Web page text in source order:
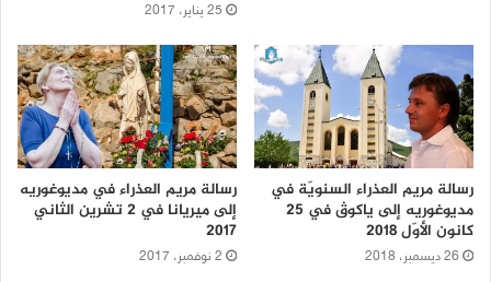
25 يناير، 2017
رسالة مريم العذراء السنويّة في
مديوغوريه إلى ياكوﭪ في 25
كانون الأوّل 2018
26 ديسمبر، 2018
رسالة مريم العذراء في مديوغوريه
إلى ميريانا في 2 تشرين الثاني
2017
2 نوفمبر، 2017